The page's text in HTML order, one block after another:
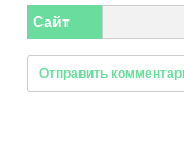
Сайт